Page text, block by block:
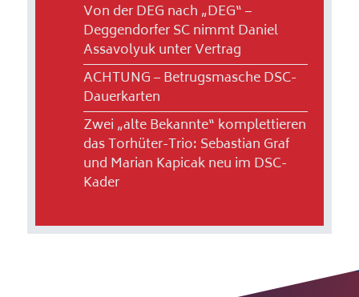
Von der DEG nach „DEG“ –
Deggendorfer SC nimmt Daniel
Assavolyuk unter Vertrag
ACHTUNG – Betrugsmasche DSC-
Dauerkarten
Zwei „alte Bekannte“ komplettieren
das Torhüter-Trio: Sebastian Graf
und Marian Kapicak neu im DSC-
Kader